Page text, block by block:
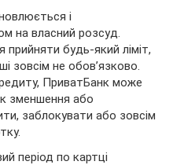
і
на власний розсуд.
прийняти будь-який ліміт,
зовсім не обов’язково.
ПриватБанк може
зменшення або
заблокувати або зовсім
період по картці